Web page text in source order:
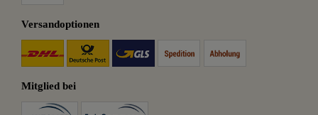
Versandoptionen
Mitglied bei